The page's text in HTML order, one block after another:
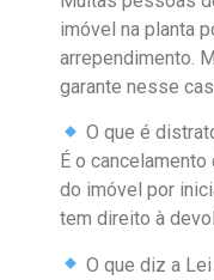
imóvel na planta
arrependimento.
garante nesse
O que é
É o
do imóvel por
tem direito à
O que diz a